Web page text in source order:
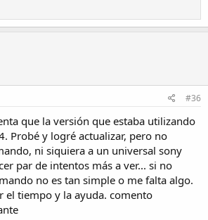
#36
que la versión que estaba utilizando
Probé y logré actualizar, pero no
ni siquiera a un universal sony
par de intentos más a ver... si no
no es tan simple o me falta algo.
el tiempo y la ayuda. comento